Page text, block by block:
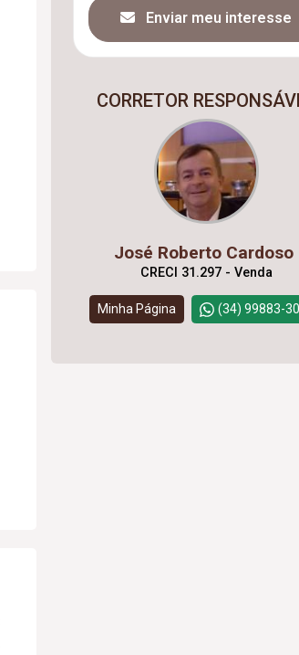
Enviar meu interesse
CORRETOR
José Roberto Cardoso
CRECI 31.297 - Venda
Minha Página (34) 99883-